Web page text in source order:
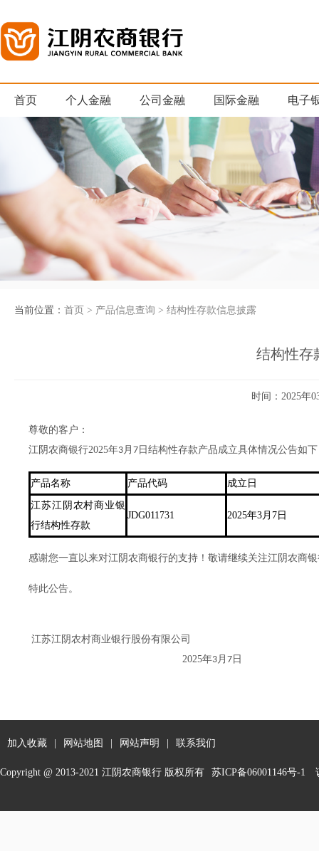
首页 个人金融 公司金融 国际金融 电子
当前位置： 首页 > 产品信息查询 > 结构性存款信息披露
结构性存
时间：2025年
尊敬的客户：
江阴农商银行2025年3月 7 日 结构性存款产品成立具体情况公告如
产品名称 产品代码 成立日
江苏江阴农村商业银
行结构性存款
JDG011731 2025年3月7日
感谢您一直以来对江阴农商银行的支持！敬请继续关注江阴农商
特此公告。
江苏江阴农村商业银行股份有限公司
2025年3月 7 日
加入收藏 网站地图 网站声明 联系我们
Copyright @ 2013-2021 江阴农商银行 版权所有 苏ICP备06001146号-1